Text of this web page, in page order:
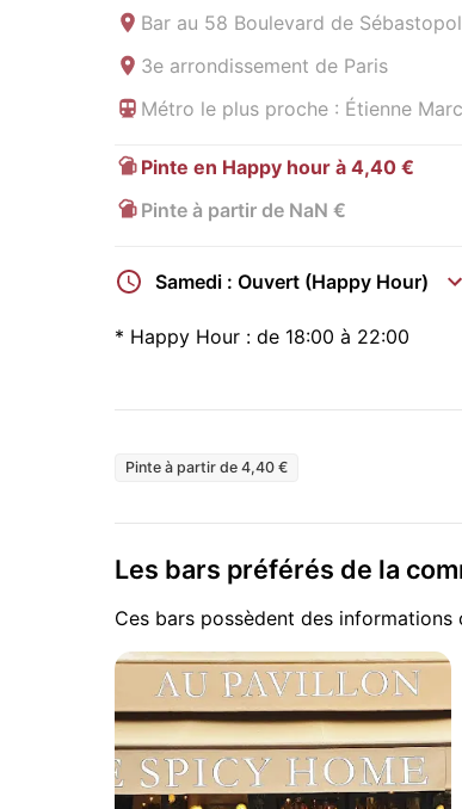
Bar au 58 Boulevard de
3e arrondissement de Paris
Métro le plus proche : Étienne
Pinte en Happy hour à 4,40 €
Pinte à partir de NaN €
Samedi : Ouvert (Happy Hour)
* Happy Hour : de 18:00 à 22:00
Pinte à partir de 4,40 €
Les bars préférés de la
Ces bars possèdent des informations